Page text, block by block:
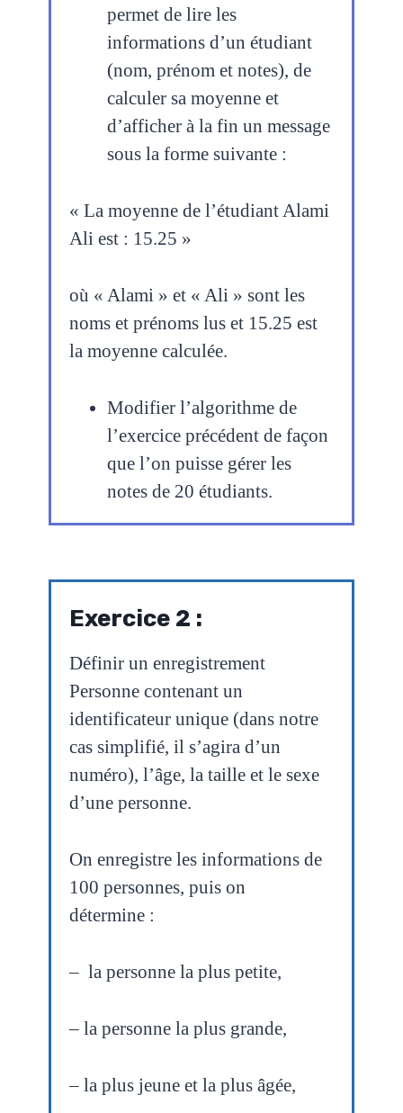
permet de lire les
informations d’un étudiant
(nom, prénom et notes), de
calculer sa moyenne et
d’afficher à la fin un message
sous la forme suivante :
« La moyenne de l’étudiant Alami
Ali est : 15.25 »
où « Alami » et « Ali » sont les
noms et prénoms lus et 15.25 est
la moyenne calculée.
Modifier l’algorithme de
l’exercice précédent de façon
que l’on puisse gérer les
notes de 20 étudiants.
Exercice 2 :
Définir un enregistrement
Personne contenant un
identificateur unique (dans notre
cas simplifié, il s’agira d’un
numéro), l’âge, la taille et le sexe
d’une personne.
On enregistre les informations de
100 personnes, puis on
détermine :
– la personne la plus petite,
– la personne la plus grande,
– la plus jeune et la plus âgée,